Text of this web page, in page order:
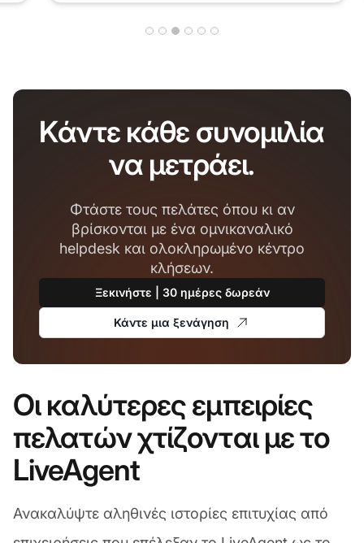
Κάντε κάθε συνομιλία
να μετράει.
Φτάστε τους πελάτες όπου κι αν
βρίσκονται με ένα ομνικαναλικό
helpdesk και ολοκληρωμένο κέντρο
κλήσεων.
Ξεκινήστε | 30 ημέρες δωρεάν
Κάντε μια ξενάγηση
Οι καλύτερες εμπειρίες
πελατών χτίζονται με το
LiveAgent
Ανακαλύψτε αληθινές ιστορίες επιτυχίας από